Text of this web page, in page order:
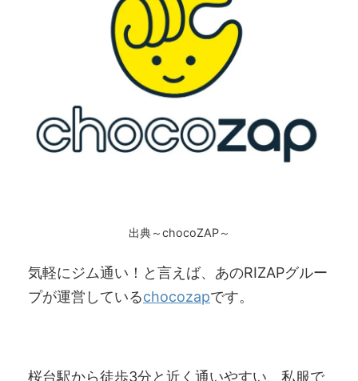
出典～chocoZAP～
気軽にジム通い！と言えば、あのRIZAPグルー
プが運営しているchocozapです。
桜台駅から徒歩3分と近く通いやすい、私服で